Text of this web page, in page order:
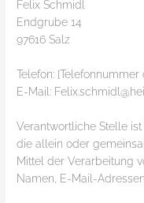
Felix Schmidl
Endgrube 14
97616 Salz
Telefon:
E-Mail:
Verantwortliche Stelle
die allein oder
Mittel der Verarbeitung
Namen, E-Mail-